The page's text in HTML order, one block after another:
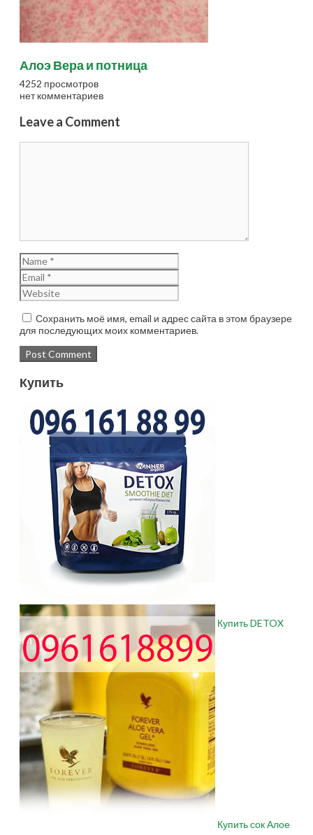
Алоэ Вера и потница
4252 просмотров
нет комментариев
Leave a Comment
Сохранить моё имя, email и адрес сайта в этом браузере
для последующих моих комментариев.
Купить
Купить DETOX
Купить сок Алое